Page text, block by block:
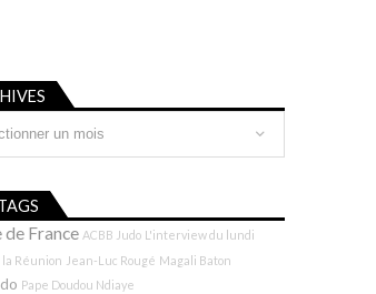
de France ACBB Judo L'interview du lundi
Réunion Jean-Luc Rougé Magali Baton
Pape Doudou Ndiaye